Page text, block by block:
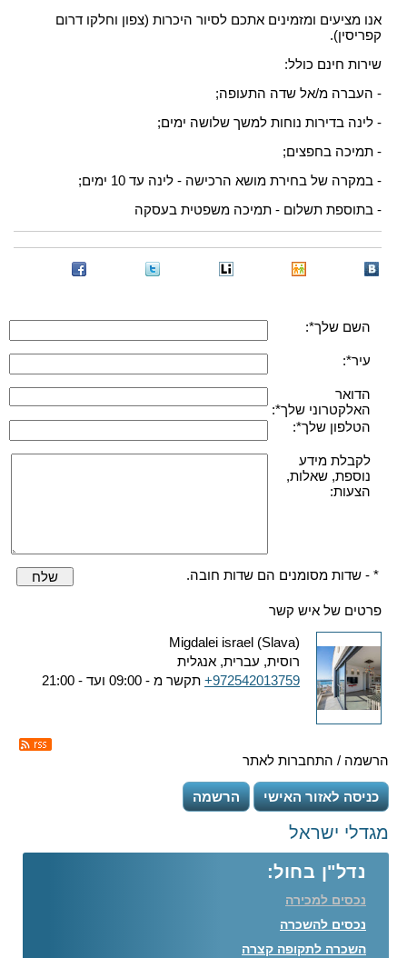
אנו מציעים ומזמינים אתכם לסיור היכרות (צפון וחלקו דרום
קפריסין).
שירות חינם כולל:
- העברה מ/אל שדה התעופה;
- לינה בדירות נוחות למשך שלושה ימים;
- תמיכה בחפצים;
- במקרה של בחירת מושא הרכישה - לינה עד 10 ימים;
- בתוספת תשלום - תמיכה משפטית בעסקה
השם שלך*:
עיר*:
הדואר
האלקטרוני שלך*:
הטלפון שלך*:
לקבלת מידע
נוספת, שאלות,
הצעות:
* - שדות מסומנים הם שדות חובה. שלח
פרטים של איש קשר
Migdalei israel (Slava)
רוסית, עברית, אנגלית
+972542013759 תקשר מ - 09:00 ועד - 21:00
הרשמה / התחברות לאתר
כניסה לאזור האישי הרשמה
מגדלי ישראל
נדל"ן בחול:
נכסים למכירה
נכסים להשכרה
השכרה לתקופה קצרה